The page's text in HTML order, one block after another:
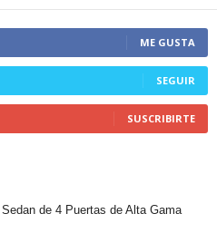
ME GUSTA
SEGUIR
SUSCRIBIRTE
de 4 Puertas de Alta Gama